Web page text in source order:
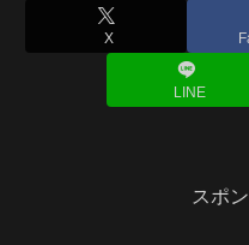
X
LINE
スポ